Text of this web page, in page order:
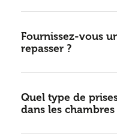
Fournissez-vous
repasser ?
Quel type de
dans les chambres